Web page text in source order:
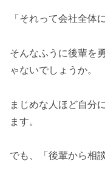
「それって会社全体
そんなふうに後輩を
ゃないでしょうか。
まじめな人ほど自分
ます。
でも、「後輩から相